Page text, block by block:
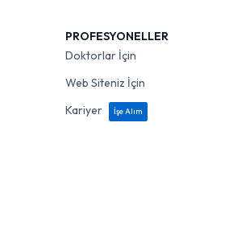
PROFESYONELLER
Doktorlar İçin
Web Siteniz İçin
Kariyer
İşe Alım